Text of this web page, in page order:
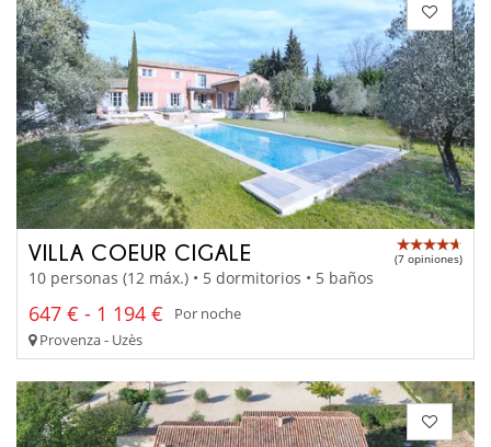
VILLA COEUR CIGALE (7 opiniones)
10 personas (12 máx.) • 5 dormitorios • 5 baños
647 € - 1 194 €
Por noche
Provenza - Uzès